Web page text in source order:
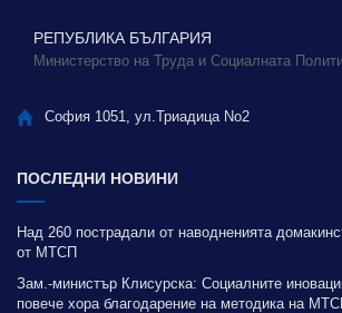
РЕПУБЛИКА БЪЛГАРИЯ
Министерство на Труда и Социалната
София 1051, ул.Триадица No2
ПОСЛЕДНИ НОВИНИ
Над 260 пострадали от наводненията
от МТСП
Зам.-министър Клисурска: Социалните
повече хора благодарение на методика на